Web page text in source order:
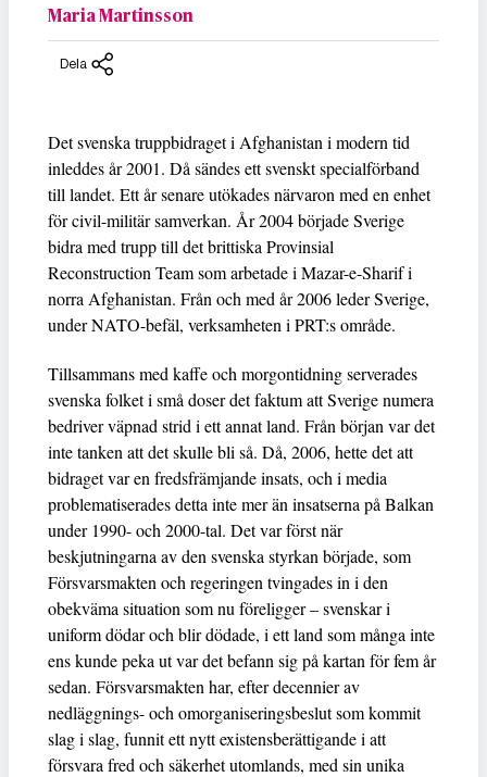
Maria Martinsson
Dela
Det svenska truppbidraget i Afghanistan i modern tid
inleddes år 2001. Då sändes ett svenskt specialförband
till landet. Ett år senare utökades närvaron med en enhet
för civil-militär samverkan. År 2004 började Sverige
bidra med trupp till det brittiska Provinsial
Reconstruction Team som arbetade i Mazar-e-Sharif i
norra Afghanistan. Från och med år 2006 leder Sverige,
under NATO-befäl, verksamheten i PRT:s område.
Tillsammans med kaffe och morgontidning serverades
svenska folket i små doser det faktum att Sverige numera
bedriver väpnad strid i ett annat land. Från början var det
inte tanken att det skulle bli så. Då, 2006, hette det att
bidraget var en fredsfrämjande insats, och i media
problematiserades detta inte mer än insatserna på Balkan
under 1990- och 2000-tal. Det var först när
beskjutningarna av den svenska styrkan började, som
Försvarsmakten och regeringen tvingades in i den
obekväma situation som nu föreligger – svenskar i
uniform dödar och blir dödade, i ett land som många inte
ens kunde peka ut var det befann sig på kartan för fem år
sedan. Försvarsmakten har, efter decennier av
nedläggnings- och omorganiseringsbeslut som kommit
slag i slag, funnit ett nytt existensberättigande i att
försvara fred och säkerhet utomlands, med sin unika